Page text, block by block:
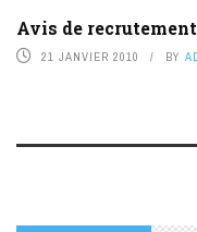
Avis de
21 JANVIER 2010 BY